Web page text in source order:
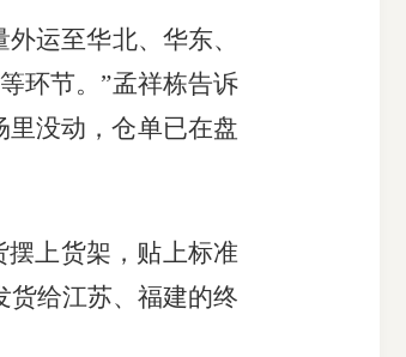
运至华北、华东、
环节。”孟祥栋告诉
没动，仓单已在盘
上货架，贴上标准
货给江苏、福建的终